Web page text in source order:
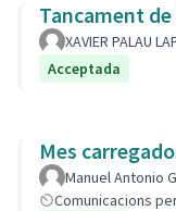
Tancament
XAVIER PALAU
Acceptada
Mes
Manuel Antonio
Comunicacions